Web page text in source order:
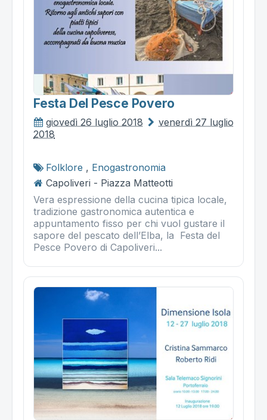
Festa Del Pesce Povero
giovedì 26 luglio 2018
venerdì 27 luglio
2018
Folklore , Enogastronomia
Capoliveri - Piazza Matteotti
Vera espressione della cucina tipica locale,
tradizione gastronomica autentica e
appuntamento fisso per chi vuol gustare il
sapore del pescato dell’Elba, la Festa del
Pesce Povero di Capoliveri...